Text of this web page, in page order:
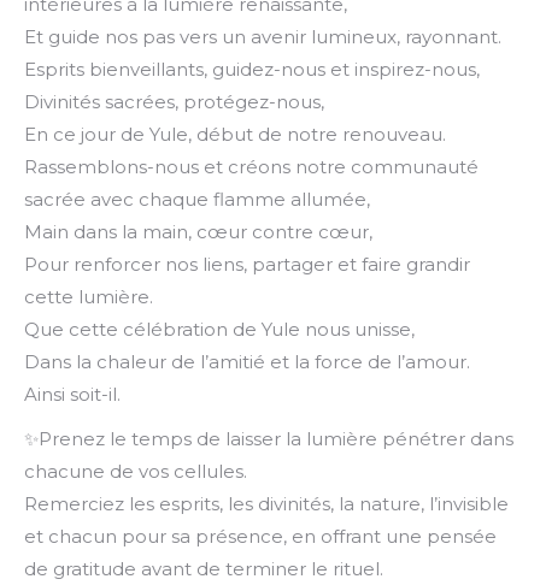
Et guide nos pas vers un avenir lumineux, rayonnant.
Esprits bienveillants, guidez-nous et inspirez-nous,
Divinités sacrées, protégez-nous,
En ce jour de Yule, début de notre renouveau.
Rassemblons-nous et créons notre communauté
sacrée avec chaque flamme allumée,
Main dans la main, cœur contre cœur,
Pour renforcer nos liens, partager et faire grandir
cette lumière.
Que cette célébration de Yule nous unisse,
Dans la chaleur de l’amitié et la force de l’amour.
Ainsi soit-il.
✨Prenez le temps de laisser la lumière pénétrer dans
chacune de vos cellules.
Remerciez les esprits, les divinités, la nature, l’invisible
et chacun pour sa présence, en offrant une pensée
de gratitude avant de terminer le rituel.